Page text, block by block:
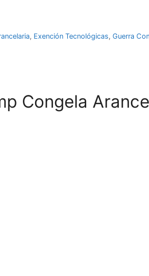
, Exención Tecnológicas, Guerra
Congela